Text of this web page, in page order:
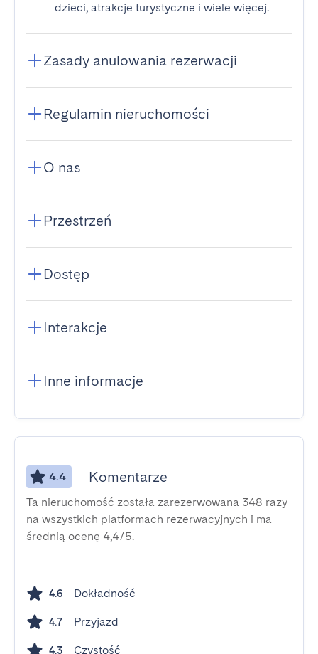
dzieci, atrakcje turystyczne i wiele więcej.
Zasady anulowania rezerwacji
Regulamin nieruchomości
O nas
Przestrzeń
Dostęp
Interakcje
Inne informacje
4.4 Komentarze
Ta nieruchomość została zarezerwowana 348 razy
na wszystkich platformach rezerwacyjnych i ma
średnią ocenę 4,4/5.
4.6 Dokładność
4.7 Przyjazd
4.3 Czystość